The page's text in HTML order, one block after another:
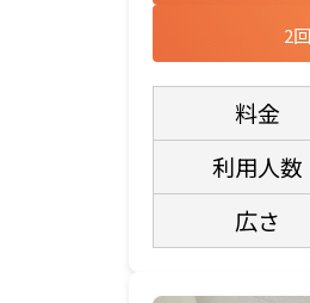
2
料金
利用人数
広さ